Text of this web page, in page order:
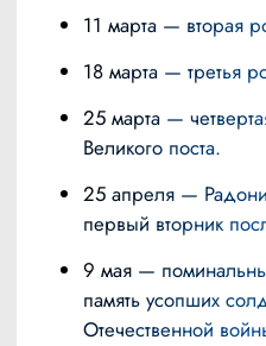
11 марта — вторая
18 марта — третья
25 марта — четвертая родительская суббота
Великого поста.
25 апреля — Радоница, или Фомин вторник. Отмечается в
первый вторник
9 мая — поминальные службы в честь Дня Победы в
память усопших
Отечественной